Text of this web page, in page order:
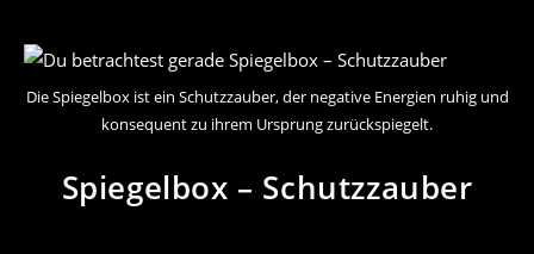
Die Spiegelbox ist ein Schutzzauber, der negative Energien ruhig und
konsequent zu ihrem Ursprung zurückspiegelt.
Spiegelbox – Schutzzauber